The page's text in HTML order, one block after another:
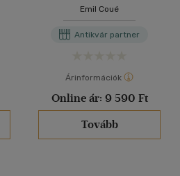
Emil Coué
Antikvár partner
Árinformációk
Online ár: 9 590 Ft
Tovább